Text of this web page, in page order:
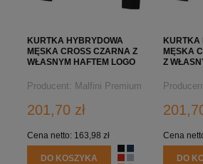
KURTKA HYBRYDOWA
MĘSKA CROSS CZARNA Z
WŁASNYM HAFTEM LOGO
Producent: Malfini Premium
201,70 zł
Cena netto: 163,98 zł
DO KOSZYKA
KURTKA
MĘSKA
Z
Cena
DO